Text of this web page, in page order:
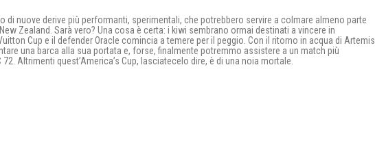
di nuove derive più performanti, sperimentali, che potrebbero servire a colmare almeno parte
Zealand. Sarà vero? Una cosa è certa: i kiwi sembrano ormai destinati a vincere in
Cup e il defender Oracle comincia a temere per il peggio. Con il ritorno in acqua di Artemis
una barca alla sua portata e, forse, finalmente potremmo assistere a un match più
Altrimenti quest’America’s Cup, lasciatecelo dire, è di una noia mortale.